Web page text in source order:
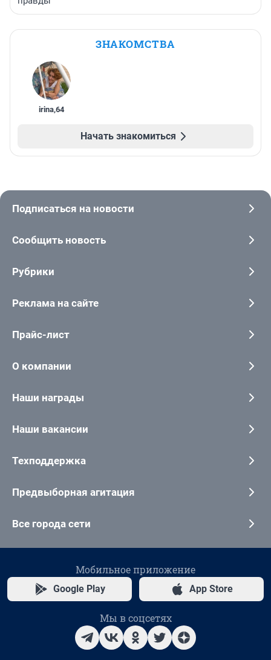
ЗНАКОМСТВА
irina,64
Начать знакомиться
Подписаться на новости
Сообщить новость
Рубрики
Реклама на сайте
Прайс-лист
О компании
Наши награды
Наши вакансии
Техподдержка
Предвыборная агитация
Все города сети
Мобильное приложение
Google Play App Store
Мы в соцсетях